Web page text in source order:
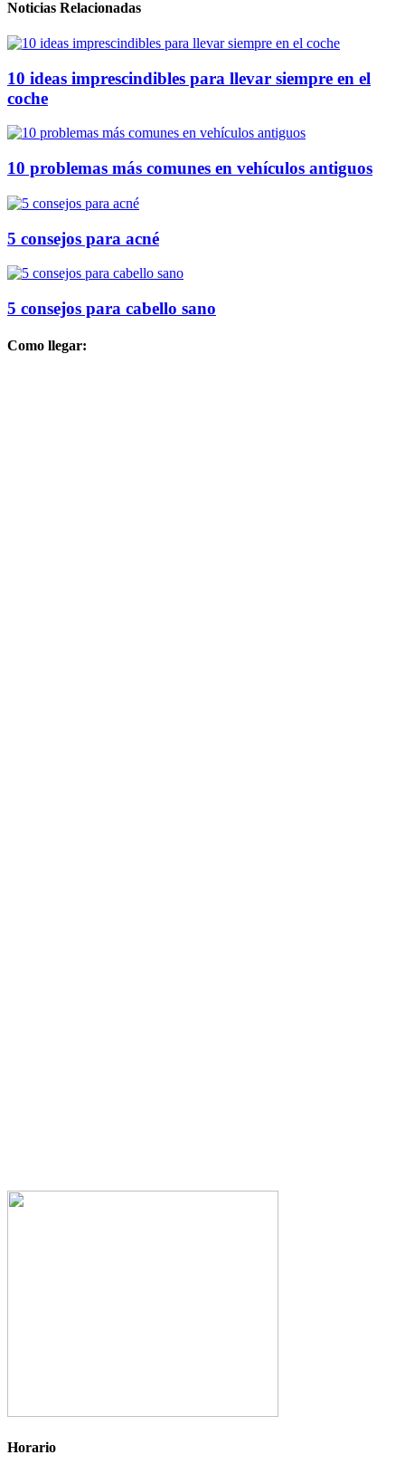
Noticias Relacionadas
10 ideas imprescindibles para llevar siempre en el
coche
10 problemas más comunes en vehículos antiguos
5 consejos para acné
5 consejos para cabello sano
Como llegar:
Horario